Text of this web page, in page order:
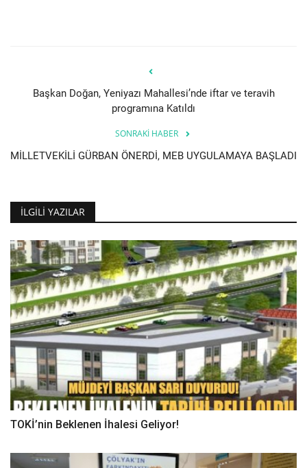
Başkan Doğan, Yeniyazı Mahallesi’nde iftar ve teravih
programına Katıldı
SONRAKI HABER
MİLLETVEKİLİ GÜRBAN ÖNERDİ, MEB UYGULAMAYA BAŞLADI
İLGILI YAZILAR
TOKİ’nin Beklenen İhalesi Geliyor!